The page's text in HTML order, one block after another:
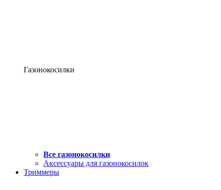
Газонокосилки
Все газонокосилки
Аксессуары для газонокосилок
Триммеры